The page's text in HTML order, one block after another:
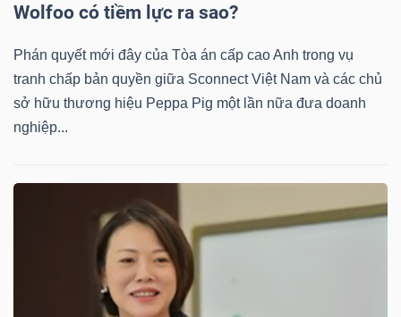
Wolfoo có tiềm lực ra sao?
Phán quyết mới đây của Tòa án cấp cao Anh trong vụ
tranh chấp bản quyền giữa Sconnect Việt Nam và các chủ
sở hữu thương hiệu Peppa Pig một lần nữa đưa doanh
nghiệp...
Đào
tạo
tài